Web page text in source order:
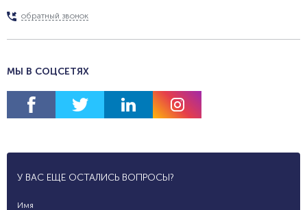
обратный звонок
МЫ В СОЦСЕТЯХ
У ВАС ЕЩЕ ОСТАЛИСЬ ВОПРОСЫ?
Имя